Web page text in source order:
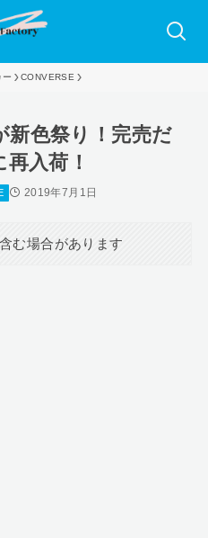
ー CONVERSE
新色祭り！完売だ
入荷！
2019年7月1日
む場合があります